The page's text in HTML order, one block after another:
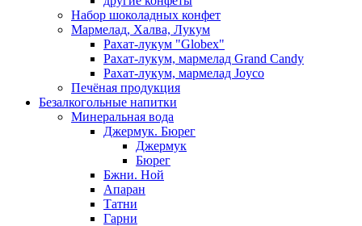
Набор шоколадных конфет
Мармелад, Халва, Лукум
Рахат-лукум "Globex"
Рахат-лукум, мармелад Grand Candy
Рахат-лукум, мармелад Joyco
Печёная продукция
Безалкогольные напитки
Минеральная вода
Джермук. Бюрег
Джермук
Бюрег
Бжни. Ной
Апаран
Татни
Гарни